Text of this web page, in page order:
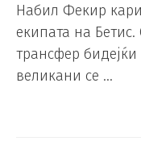
Набил Фекир
екипата на
трансфер
великани се …